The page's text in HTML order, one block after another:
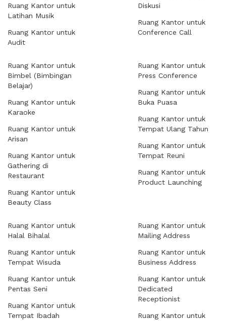
Ruang Kantor untuk
Latihan Musik
Ruang Kantor untuk
Audit
Diskusi
Ruang Kantor untuk
Conference Call
Ruang Kantor untuk
Bimbel (Bimbingan
Belajar)
Ruang Kantor untuk
Karaoke
Ruang Kantor untuk
Arisan
Ruang Kantor untuk
Gathering di
Restaurant
Ruang Kantor untuk
Beauty Class
Ruang Kantor untuk
Press Conference
Ruang Kantor untuk
Buka Puasa
Ruang Kantor untuk
Tempat Ulang Tahun
Ruang Kantor untuk
Tempat Reuni
Ruang Kantor untuk
Product Launching
Ruang Kantor untuk
Halal Bihalal
Ruang Kantor untuk
Tempat Wisuda
Ruang Kantor untuk
Pentas Seni
Ruang Kantor untuk
Tempat Ibadah
Ruang Kantor untuk
Mailing Address
Ruang Kantor untuk
Business Address
Ruang Kantor untuk
Dedicated
Receptionist
Ruang Kantor untuk